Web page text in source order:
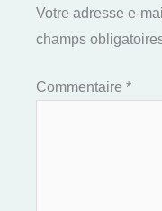
Votre adresse e-
champs
Commentaire *